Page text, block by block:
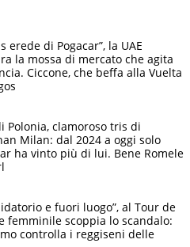
erede di Pogacar”, la UAE
la mossa di mercato che agita
Ciccone, che beffa alla Vuelta
Polonia, clamoroso tris di
Milan: dal 2024 a oggi solo
ha vinto più di lui. Bene Romele
e fuori luogo”, al Tour de
femminile scoppia lo scandalo:
controlla i reggiseni delle